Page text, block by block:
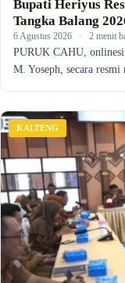
Bupati Heriyus
Tangka Balang
6 Agustus 2026 · 2 menit
PURUK CAHU,
M. Yoseph, secara
KALTENG